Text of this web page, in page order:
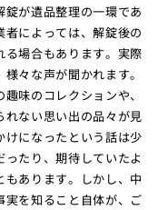
が遺品整理の一環であ
によっては、解錠後の
場合もあります。実際
々な声が聞かれます。
味のコレクションや、
れない思い出の品々が見
けになったという話は少
たり、期待していたよ
あります。しかし、中
を知ること自体が、ご